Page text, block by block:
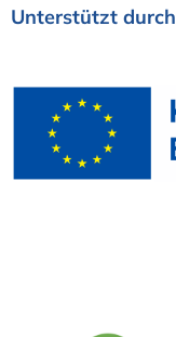
Unterstützt durch